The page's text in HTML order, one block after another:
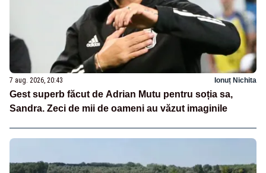
7 aug. 2026, 20:43 Ionuț Nichita
Gest superb făcut de Adrian Mutu pentru soția sa,
Sandra. Zeci de mii de oameni au văzut imaginile